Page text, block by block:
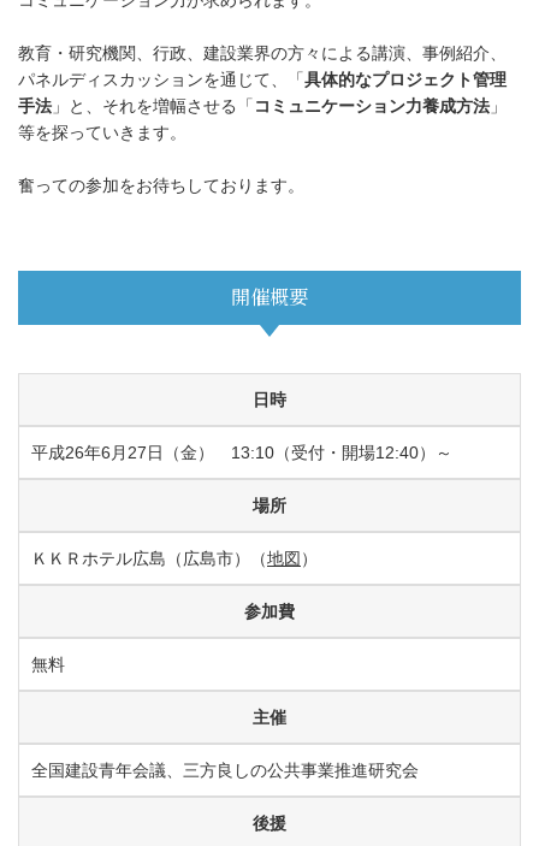
教育・研究機関、行政、建設業界の方々による講演、事例紹介、
パネルディスカッションを通じて、「具体的なプロジェクト管理
手法 」と、それを増幅させる「 コミュニケーション力養成方法 」
等を探っていきます。
奮っての参加をお待ちしております。
開催概要
日時
平成26年6月27日（金） 13:10（受付・開場12:40）～
場所
ＫＫＲホテル広島（広島市）（地図 ）
参加費
無料
主催
全国建設青年会議、三方良しの公共事業推進研究会
後援